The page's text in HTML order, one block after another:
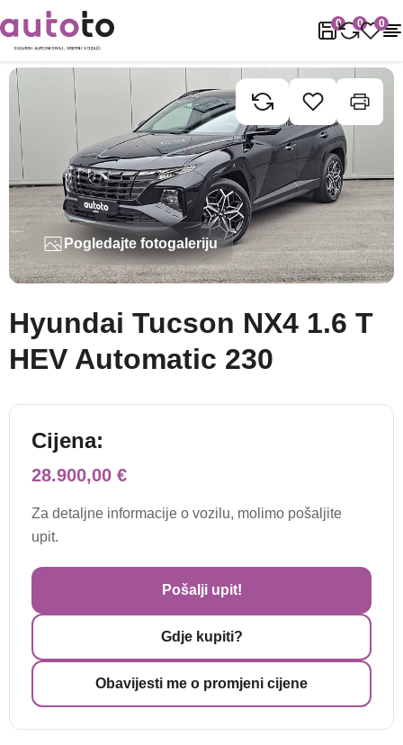
0 0 0
Naslovnica Rabljena vozila Hyundai
Pogledajte fotogaleriju
Hyundai Tucson NX4 1.6 T
HEV Automatic 230
Cijena:
28.900,00 €
Za detaljne informacije o vozilu, molimo pošaljite
upit.
Pošalji upit!
Gdje kupiti?
Obavijesti me o promjeni cijene